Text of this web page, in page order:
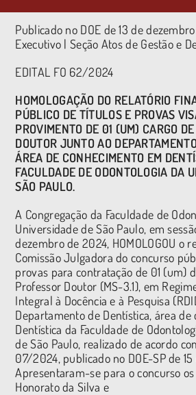
Publicado no DOE de 13 de
Executivo | Seção Atos de Gestão e
EDITAL FO 62/2024
HOMOLOGAÇÃO DO RELATÓRIO
PÚBLICO DE TÍTULOS E PROVAS
PROVIMENTO DE 01 (UM) CARGO
DOUTOR JUNTO AO
ÁREA DE CONHECIMENTO EM
FACULDADE DE ODONTOLOGIA DA
SÃO PAULO.
A Congregação da Faculdade de
Universidade de São Paulo, em
dezembro de 2024, HOMOLOGOU o
Comissão Julgadora do concurso
provas para contratação de 01 (um)
Professor Doutor (MS-3.1), em
Integral à Docência e à Pesquisa
Departamento de Dentística, área de
Dentística da Faculdade de
de São Paulo, realizado de acordo
07/2024, publicado no DOE-SP de
Apresentaram-se para o concurso
Honorato da Silva e